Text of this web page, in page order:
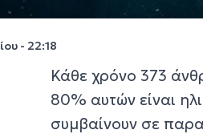
- 22:18
Κάθε χρόνο 373
80% αυτών είναι
συμβαίνουν σε